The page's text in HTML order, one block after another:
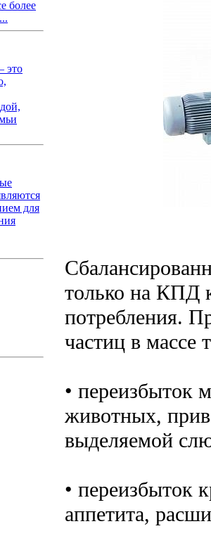
более
это
для
только на КПД
потребления.
частиц в массе
• переизбыток
животных,
выделяемой
• переизбыток
аппетита,